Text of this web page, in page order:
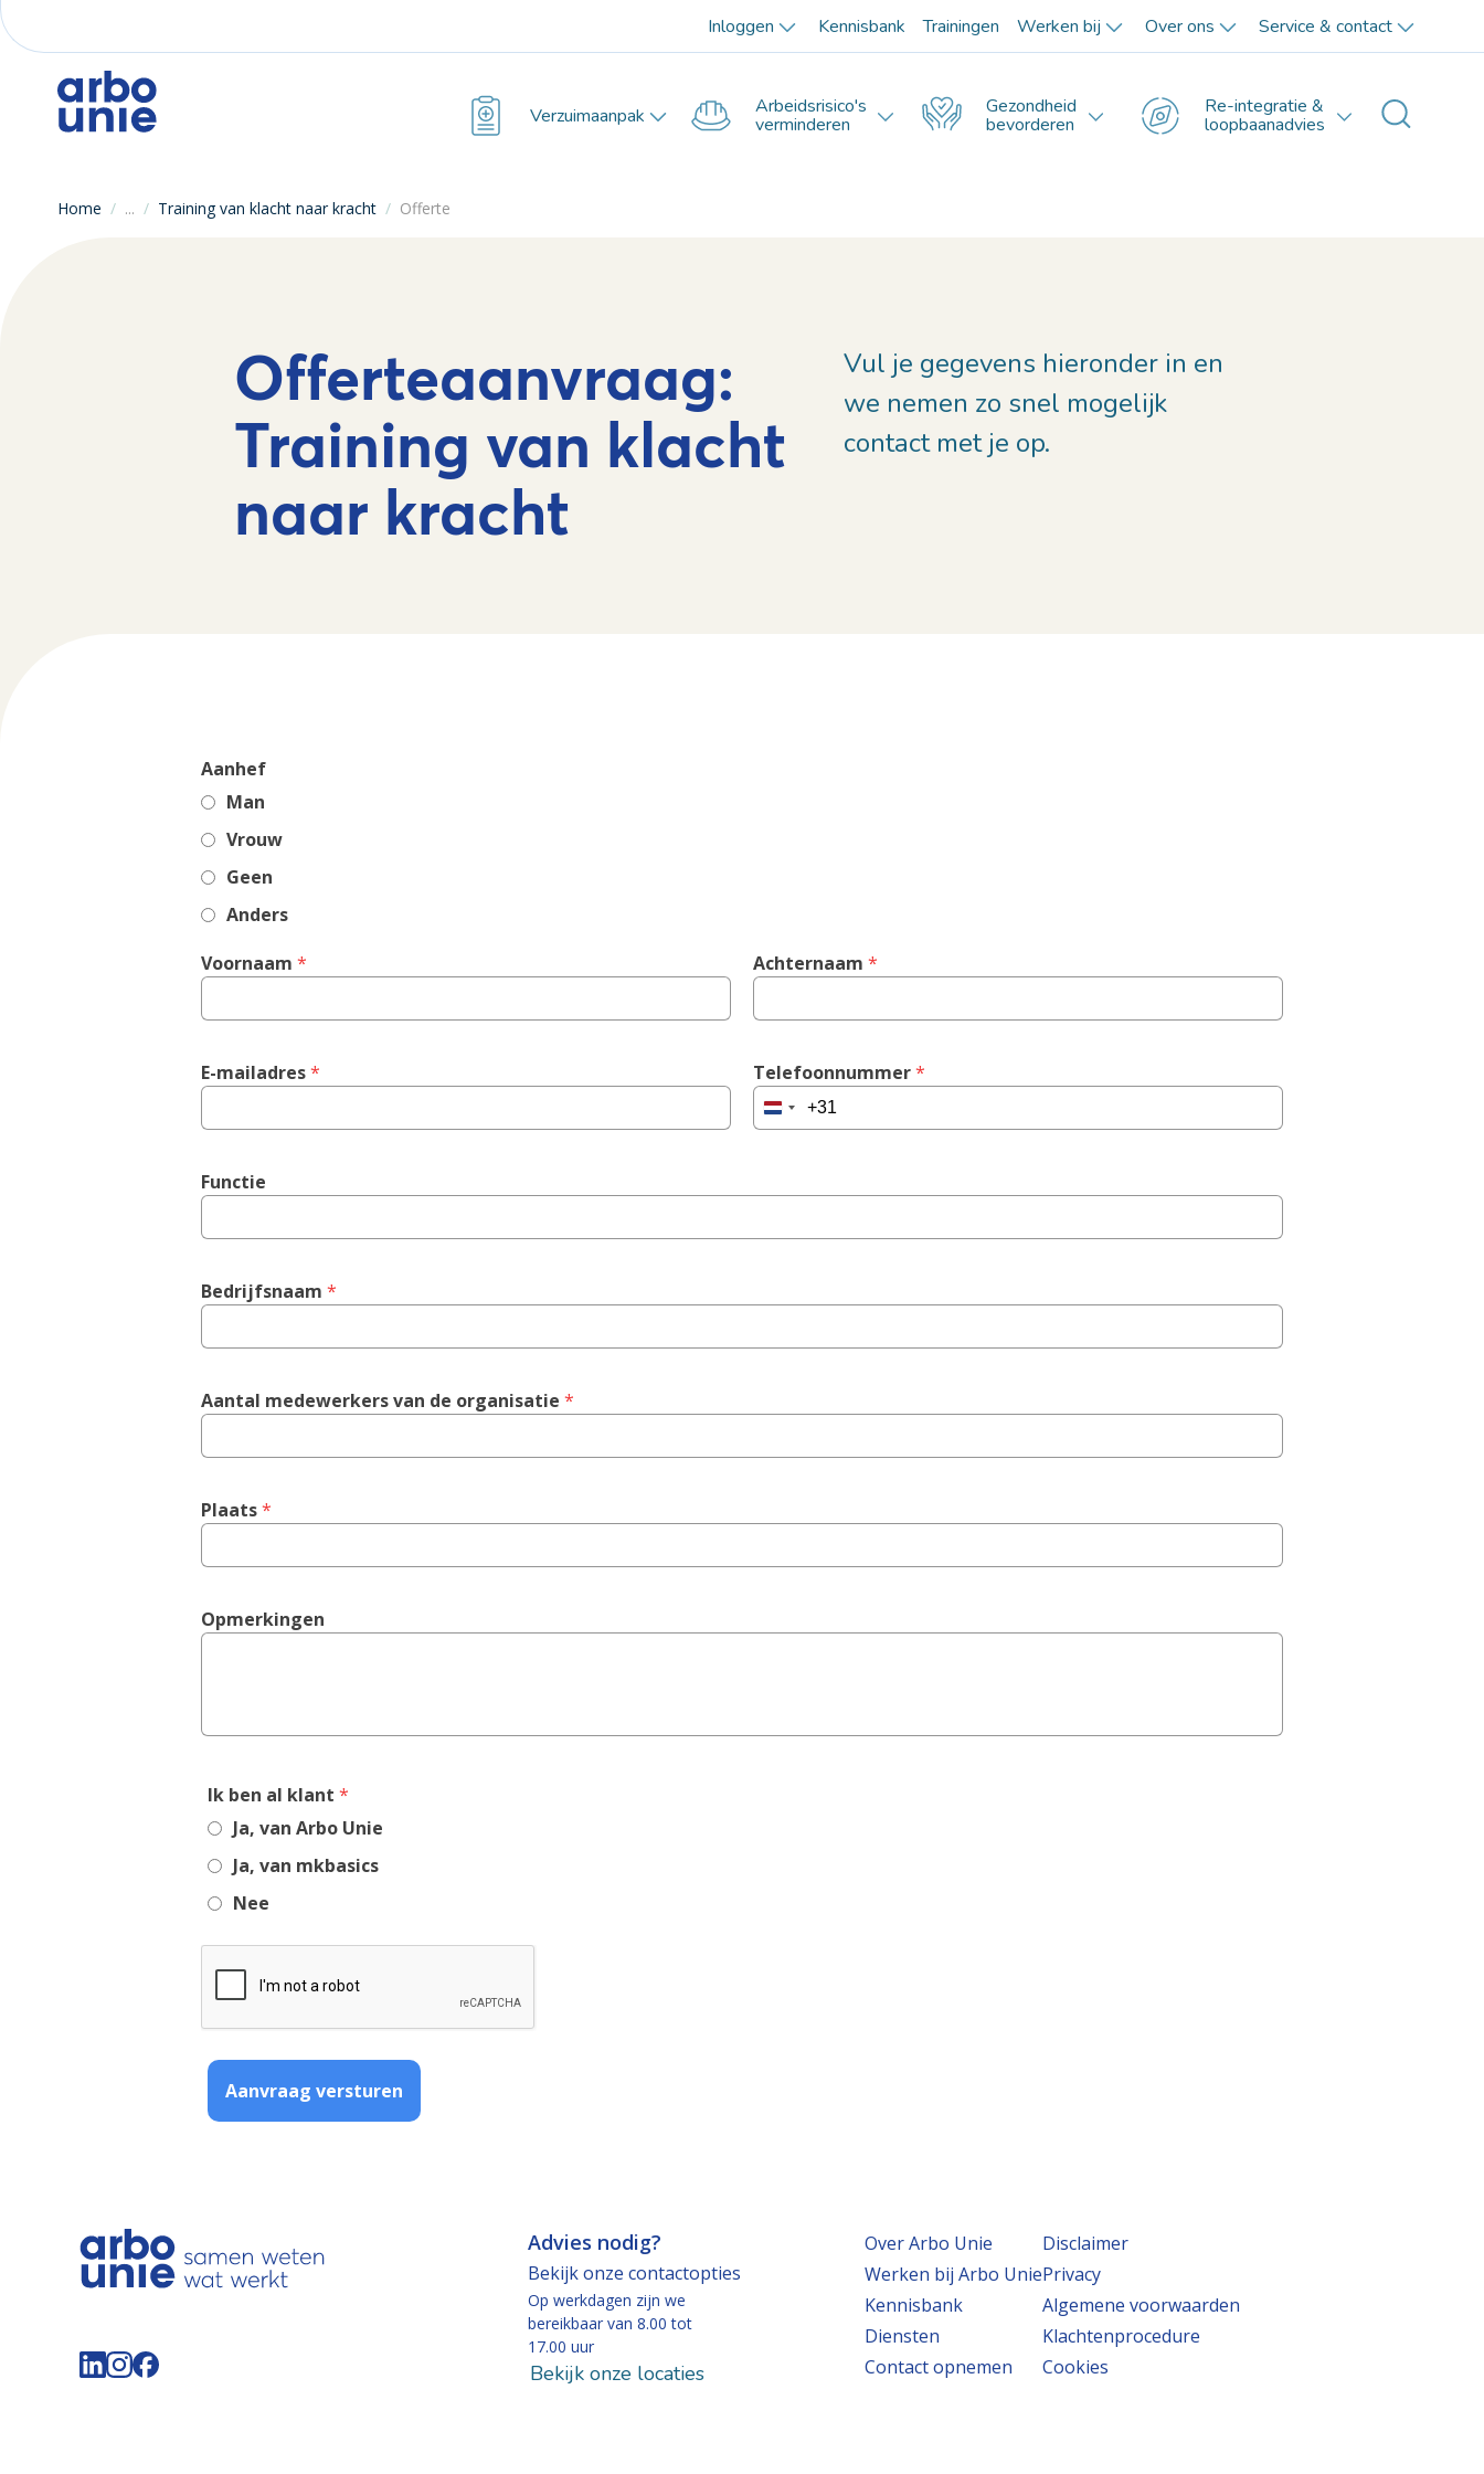
Inloggen Kennisbank Trainingen Werken bij Over ons Service & contact
Verzuimaanpak Arbeidsrisico's
verminderen
Gezondheid
bevorderen
Re-integratie &
loopbaanadvies
Home / ... / Training van klacht naar kracht / Offerte
Offerteaanvraag:
Training van klacht
naar kracht
Vul je gegevens hieronder in en
we nemen zo snel mogelijk
contact met je op.
Aanhef
Man
Vrouw
Geen
Anders
Voornaam * Achternaam *
E-mailadres * Telefoonnummer *
Netherlands
Functie
Bedrijfsnaam *
Aantal medewerkers van de organisatie *
Plaats *
Opmerkingen
Ik ben al klant
required
*
Ja, van Arbo Unie
Ja, van mkbasics
Nee
Aanvraag versturen
Volg de Arbo Unie op LinkedIn
Volg de Arbo Unie op Instagram
Advies nodig?
Bekijk onze contactopties
Op werkdagen zijn we
bereikbaar van 8.00 tot
17.00 uur
Bekijk onze locaties
Over Arbo Unie
Werken bij Arbo Unie
Kennisbank
Diensten
Contact opnemen
Disclaimer
Privacy
Algemene voorwaarden
Klachtenprocedure
Cookies